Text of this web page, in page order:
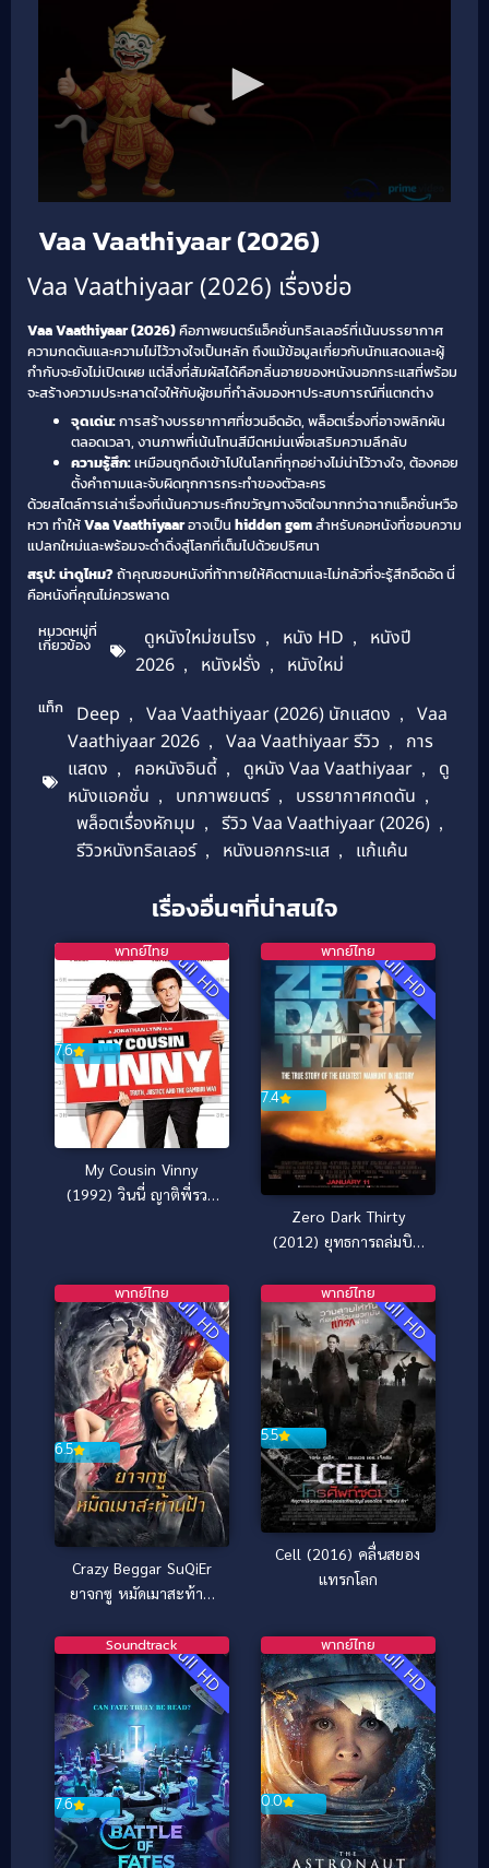
Vaa Vaathiyaar (2026)
Vaa Vaathiyaar (2026) เรื่องย่อ
Vaa Vaathiyaar (2026)คือภาพยนตร์แอ็คชั่นทริลเลอร์ที่เน้นบรรยากาศ
ความกดดันและความไม่ไว้วางใจเป็นหลัก ถึงแม้ข้อมูลเกี่ยวกับนักแสดงและผู้
กำกับจะยังไม่เปิดเผย แต่สิ่งที่สัมผัสได้คือกลิ่นอายของหนังนอกกระแสที่พร้อม
จะสร้างความประหลาดใจให้กับผู้ชมที่กำลังมองหาประสบการณ์ที่แตกต่าง
จุดเด่น:การสร้างบรรยากาศที่ชวนอึดอัด, พล็อตเรื่องที่อาจพลิกผัน
ตลอดเวลา, งานภาพที่เน้นโทนสีมืดหม่นเพื่อเสริมความลึกลับ
ความรู้สึก:เหมือนถูกดึงเข้าไปในโลกที่ทุกอย่างไม่น่าไว้วางใจ, ต้องคอย
ตั้งคำถามและจับผิดทุกการกระทำของตัวละคร
ด้วยสไตล์การเล่าเรื่องที่เน้นความระทึกขวัญทางจิตใจมากกว่าฉากแอ็คชั่นหวือ
หวา ทำให้Vaa Vaathiyaarอาจเป็น hidden gemสำหรับคอหนังที่ชอบความ
แปลกใหม่และพร้อมจะดำดิ่งสู่โลกที่เต็มไปด้วยปริศนา
สรุป: น่าดูไหม?ถ้าคุณชอบหนังที่ท้าทายให้คิดตามและไม่กลัวที่จะรู้สึกอึดอัด นี่
คือหนังที่คุณไม่ควรพลาด
หมวดหมู่ที่
เกี่ยวข้อง ดูหนังใหม่ชนโรง , หนัง HD ,
หนังปี
2026 , หนังฝรั่ง , หนังใหม่
แท็ก Deep , Vaa Vaathiyaar (2026) นักแสดง ,
Vaa
Vaathiyaar 2026 , Vaa Vaathiyaar รีวิว ,
การ
แสดง , คอหนังอินดี้ , ดูหนัง Vaa Vaathiyaar ,
ดู
หนังแอคชั่น , บทภาพยนตร์ , บรรยากาศกดดัน ,
พล็อตเรื่องหักมุม , รีวิว Vaa Vaathiyaar (2026) ,
รีวิวหนังทริลเลอร์ , หนังนอกกระแส , แก้แค้น
เรื่องอื่นๆที่น่าสนใจ
Full HD
7.6
พากย์ไทย
My Cousin Vinny
(1992) วินนี่ ญาติพี่รวม
Full HD
7.4
พากย์ไทย
Zero Dark Thirty
(2012) ยุทธการถล่มบิน
Full HD
6.5
พากย์ไทย
Crazy Beggar SuQiEr
ยาจกซู หมัดเมาสะท้าน
Full HD
5.5
พากย์ไทย
Cell (2016) คลื่นสยอง
แทรกโลก
Full HD
7.6
Soundtrack Full HD
0.0
พากย์ไทย